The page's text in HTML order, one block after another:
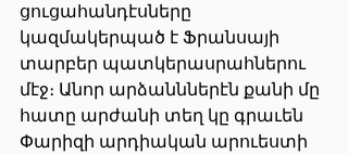
ցուցահանդէսները
կազմակերպած է Ֆրանսայի
տարբեր պատկերասրահներու
մէջ։ Անոր արձանններէն քանի մը
հատը արժանի տեղ կը գրաւեն
Փարիզի արդիական արուեստի